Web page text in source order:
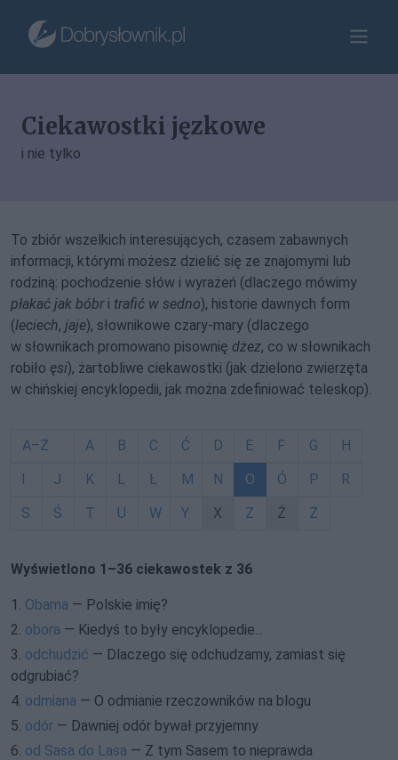
Ciekawostki jęzkowe
i nie tylko
To zbiór wszelkich interesujących, czasem zabawnych
informacji, którymi możesz dzielić się ze znajomymi lub
rodziną: pochodzenie słów i wyrażeń (dlaczego mówimy
płakać jak bóbri trafić w sedno), historie dawnych form
(leciech, jaje), słownikowe czary-mary (dlaczego
w słownikach promowano pisownię dżez, co w słownikach
robiło ęsi), żartobliwe ciekawostki (jak dzielono zwierzęta
w chińskiej encyklopedii, jak można zdefiniować teleskop).
A–Ż A B C Ć D E F G
H
I
J K L Ł M N O Ó P
R
S
Ś T U W Y X Z Ź Ż
Wyświetlono 1–36 ciekawostek z 36
1. Obama — Polskie imię?
2. obora — Kiedyś to były encyklopedie...
3. odchudzić — Dlaczego się odchudzamy, zamiast się
odgrubiać?
4. odmiana — O odmianie rzeczowników na blogu
5. odór — Dawniej odór bywał przyjemny
6. od Sasa do Lasa — Z tym Sasem to nieprawda